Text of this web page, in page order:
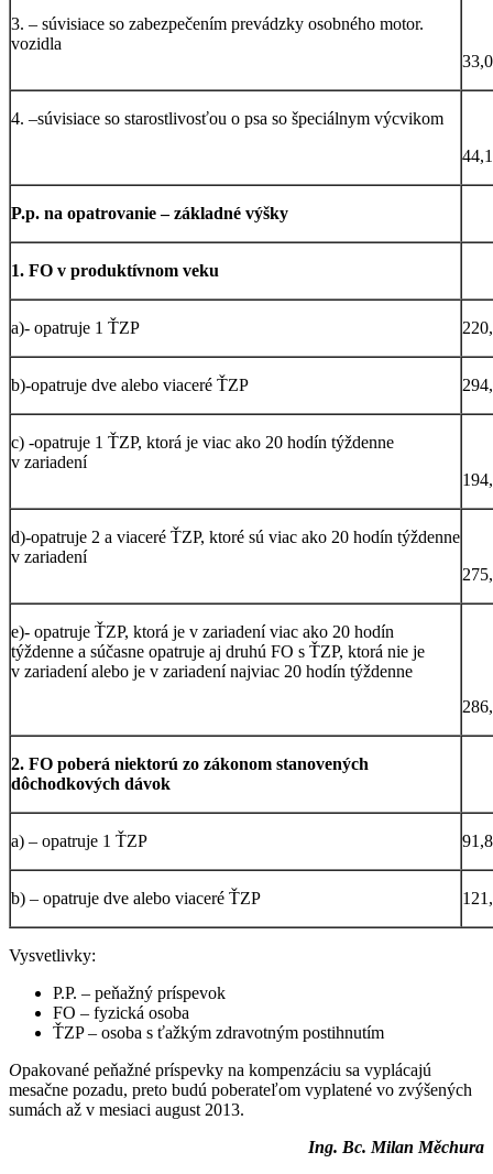
3. – súvisiace so zabezpečením prevádzky osobného motor.
vozidla
4. –súvisiace so starostlivosťou o psa so špeciálnym výcvikom
P.p. na opatrovanie – základné výšky
1. FO v produktívnom veku
a)- opatruje 1 ŤZP
b)-opatruje dve alebo viaceré ŤZP
c) -opatruje 1 ŤZP, ktorá je viac ako 20 hodín týždenne
v zariadení
d)-opatruje 2 a viaceré ŤZP, ktoré sú viac ako 20 hodín týždenne
v zariadení
e)- opatruje ŤZP, ktorá je v zariadení viac ako 20 hodín
týždenne a súčasne opatruje aj druhú FO s ŤZP, ktorá nie je
v zariadení alebo je v zariadení najviac 20 hodín týždenne
2. FO poberá niektorú zo zákonom stanovených
dôchodkových dávok
a) – opatruje 1 ŤZP
b) – opatruje dve alebo viaceré ŤZP
Vysvetlivky:
P.P. – peňažný príspevok
FO – fyzická osoba
ŤZP – osoba s ťažkým zdravotným postihnutím
Opakované peňažné príspevky na kompenzáciu sa vyplácajú
mesačne pozadu, preto budú poberateľom vyplatené vo zvýšených
sumách až v mesiaci august 2013.
Ing. Bc. Milan Měchura